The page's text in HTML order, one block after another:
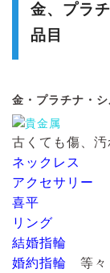
金、プラ
品目
金・プラチナ・
古くても傷、汚
ネックレス
アクセサリー
喜平
リング
結婚指輪
婚約指輪 等々